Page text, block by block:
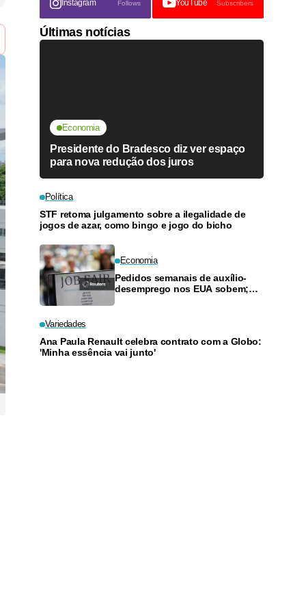
Instagram Follows YouTube Subscribers
Últimas notícias
Economia
Presidente do Bradesco diz ver espaço
para nova redução dos juros
Política
STF retoma julgamento sobre a ilegalidade de
jogos de azar, como bingo e jogo do bicho
Economia
Pedidos semanais de auxílio-
desemprego nos EUA sobem;
Variedades
Ana Paula Renault celebra contrato com a Globo:
'Minha essência vai junto'